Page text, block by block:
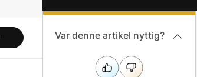
Var denne artikel nyttig?